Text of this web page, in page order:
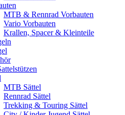
MTB & Rennrad Vorbauten
Vario Vorbauten
Krallen, Spacer & Kleinteile
MTB Sättel
Rennrad Sättel
Trekking & Touring Sättel